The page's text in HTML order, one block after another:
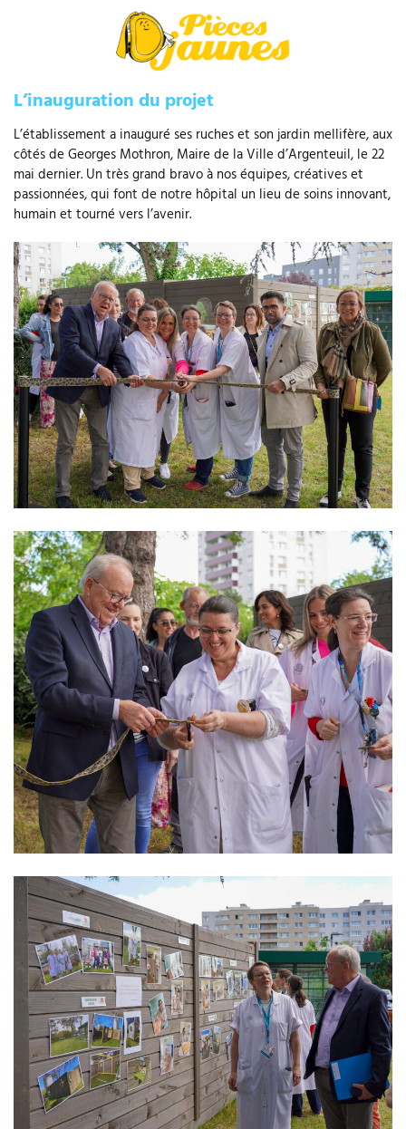
L’inauguration du projet
L’établissement a inauguré ses ruches et son jardin mellifère, aux
côtés de Georges Mothron, Maire de la Ville d’Argenteuil, le 22
mai dernier. Un très grand bravo à nos équipes, créatives et
passionnées, qui font de notre hôpital un lieu de soins innovant,
humain et tourné vers l’avenir.